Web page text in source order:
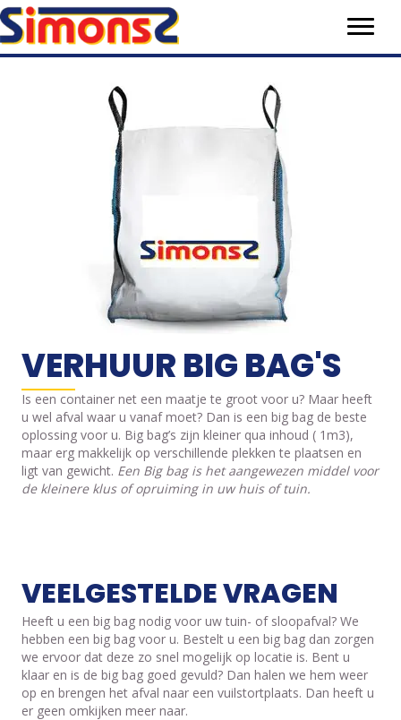
VERHUUR BIG BAG'S
Is een container net een maatje te groot voor u? Maar heeft
u wel afval waar u vanaf moet? Dan is een big bag de beste
oplossing voor u. Big bag’s zijn kleiner qua inhoud ( 1m3),
maar erg makkelijk op verschillende plekken te plaatsen en
ligt van gewicht. Een Big bag is het aangewezen middel voor
de kleinere klus of opruiming in uw huis of tuin.
VEELGESTELDE VRAGEN
Heeft u een big bag nodig voor uw tuin- of sloopafval? We
hebben een big bag voor u. Bestelt u een big bag dan zorgen
we ervoor dat deze zo snel mogelijk op locatie is. Bent u
klaar en is de big bag goed gevuld? Dan halen we hem weer
op en brengen het afval naar een vuilstortplaats. Dan heeft u
er geen omkijken meer naar.